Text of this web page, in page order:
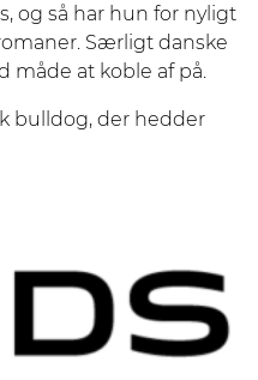
og så har hun for nyligt
Særligt danske
måde at koble af på.
bulldog, der hedder